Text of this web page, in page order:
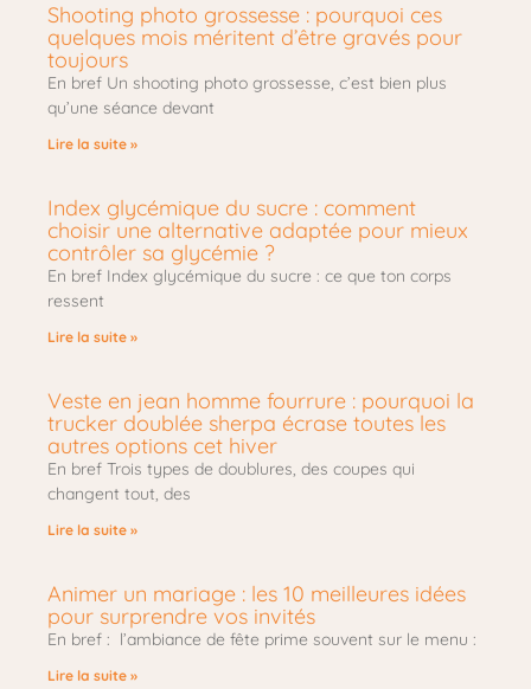
Shooting photo grossesse : pourquoi ces
quelques mois méritent d’être gravés pour
toujours
En bref Un shooting photo grossesse, c’est bien plus
qu’une séance devant
Lire la suite »
Index glycémique du sucre : comment
choisir une alternative adaptée pour mieux
contrôler sa glycémie ?
En bref Index glycémique du sucre : ce que ton corps
ressent
Lire la suite »
Veste en jean homme fourrure : pourquoi la
trucker doublée sherpa écrase toutes les
autres options cet hiver
En bref Trois types de doublures, des coupes qui
changent tout, des
Lire la suite »
Animer un mariage : les 10 meilleures idées
pour surprendre vos invités
En bref : l’ambiance de fête prime souvent sur le menu :
Lire la suite »